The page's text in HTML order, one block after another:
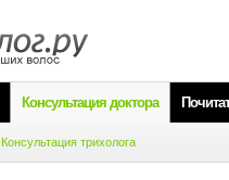
Консультация доктора
Консультация трихолога